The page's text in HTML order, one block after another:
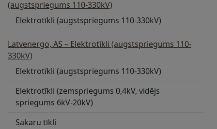
(augstspriegums 110-330kV)
Elektrotīkli (augstspriegums 110-330kV)
Latvenergo, AS – Elektrotīkli (augstspriegums 110-
330kV)
Elektrotīkli (augstspriegums 110-330kV)
Elektrotīkli (zemspriegums 0,4kV, vidējs
spriegums 6kV-20kV)
Sakaru tīkli